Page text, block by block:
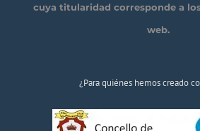
cuya titularidad corresponde a
web.
¿Para quiénes hemos creado